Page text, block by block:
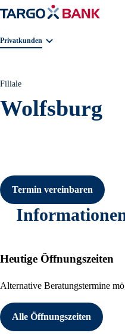
Geschäftsbereichnavigation. Aktuelle
Privatkunden
Filiale
Wolfsburg
Termin vereinbaren
Heutige Öffnungszeiten
Alternative Beratungstermine
Alle Öffnungszeiten